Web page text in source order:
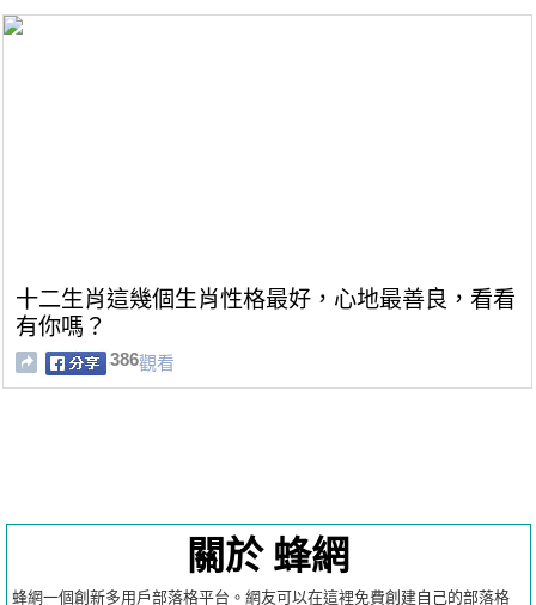
十二生肖這幾個生肖性格最好，心地最善良，看看
有你嗎？
386觀看
關於 蜂網
蜂網一個創新多用戶部落格平台。網友可以在這裡免費創建自己的部落格